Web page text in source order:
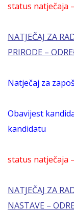
status natječaja
NATJEČAJ ZA
PRIRODE –
Natječaj za
Obavijest
kandidatu
status natječaja
NATJEČAJ ZA
NASTAVE –